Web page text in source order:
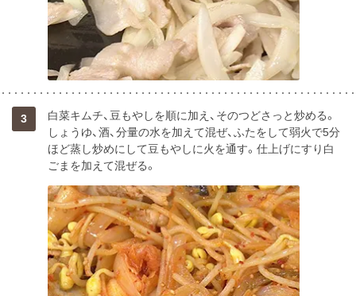
3
白菜キムチ、豆もやしを順に加え、そのつどさっと炒める。
しょうゆ、酒、分量の水を加えて混ぜ、ふたをして弱火で5分
ほど蒸し炒めにして豆もやしに火を通す。仕上げにすり白
ごまを加えて混ぜる。